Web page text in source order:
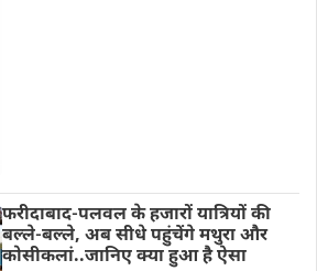
फरीदाबाद-पलवल के हजारों यात्रियों की
बल्ले-बल्ले, अब सीधे पहुंचेंगे मथुरा और
कोसीकलां..जानिए क्या हुआ है ऐसा